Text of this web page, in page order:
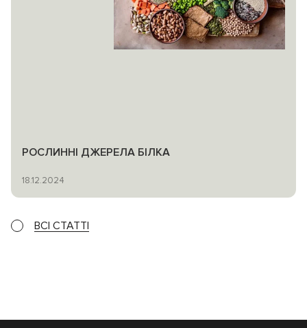
РОСЛИННІ ДЖЕРЕЛА БІЛКА
18.12.2024
ВСІ СТАТТІ